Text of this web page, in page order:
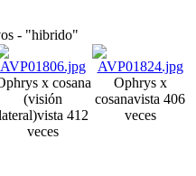
- "hibrido"
x cosana
(visión
vista 412
veces
Ophrys x
cosanavista 406
veces